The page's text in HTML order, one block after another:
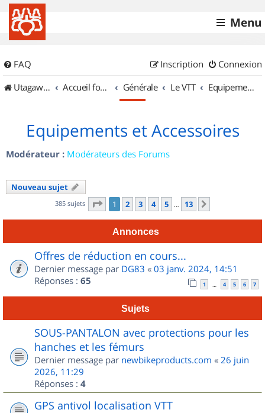
Menu
FAQ Connexion
Inscription
UtagawaVTT (Randos VTT et VTTAE avec traces GPS)
Accueil forum Générale Le VTT Equipements et Accessoires
Equipements et Accessoires
Modérateur : Modérateurs des Forums
Nouveau sujet
385 sujets Page 1sur
1 2 3 4 5 … 13
Annonces
Offres de réduction en cours...
Dernier message par DG83 « 03 janv. 2024, 14:51
Réponses : 65 1 … 4 5 6 7
Sujets
SOUS-PANTALON avec protections pour les
hanches et les fémurs
Dernier message par newbikeproducts.com « 26 juin
2026, 11:29
Réponses : 4
GPS antivol localisation VTT